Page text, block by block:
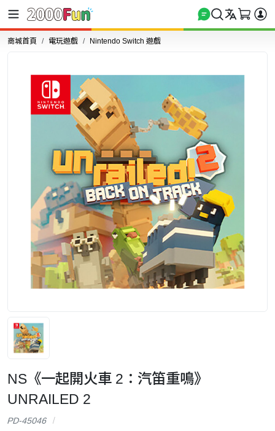
商城首頁 電玩遊戲 Nintendo Switch 遊戲
NS《一起開火車 2：汽笛重鳴》
UNRAILED 2
PD-45046